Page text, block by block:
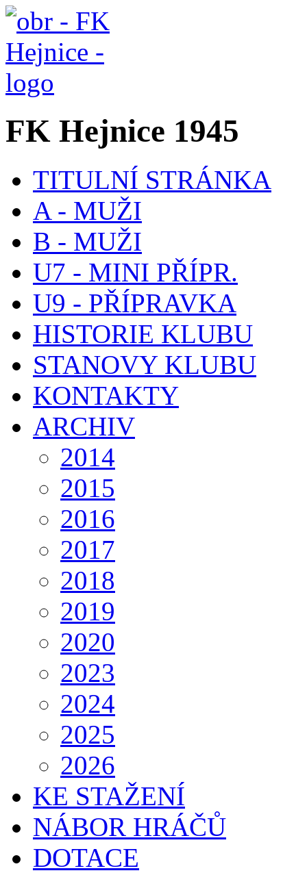
FK Hejnice 1945
TITULNÍ STRÁNKA
A - MUŽI
B - MUŽI
U7 - MINI PŘÍPR.
U9 - PŘÍPRAVKA
HISTORIE KLUBU
STANOVY KLUBU
KONTAKTY
ARCHIV
2014
2015
2016
2017
2018
2019
2020
2023
2024
2025
2026
KE STAŽENÍ
NÁBOR HRÁČŮ
DOTACE